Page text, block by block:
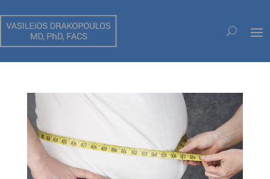
ΛΑΠΑΡΟΣΚΟΠΙΚΗ ΧΕΙΡΟΥΡΓΙΚΗ ΣΟΒΑΡΗΣ